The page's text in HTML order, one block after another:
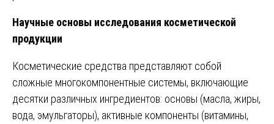
Научные основы исследования косметической
продукции
Косметические средства представляют собой
сложные многокомпонентные системы, включающие
десятки различных ингредиентов: основы (масла, жиры,
вода, эмульгаторы), активные компоненты (витамины,